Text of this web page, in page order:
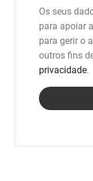
Os seus
para apoiar
para gerir o
outros fins
privacidade.